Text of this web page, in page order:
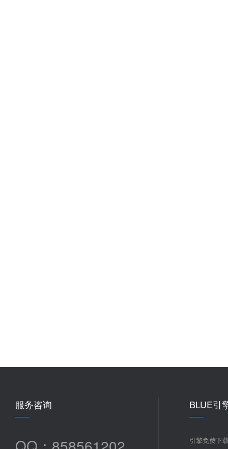
服务咨询 BLUE引
引擎免费下